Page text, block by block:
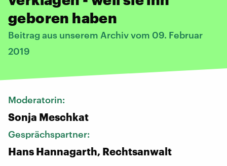
geboren haben
Beitrag aus unserem Archiv vom 09. Februar
2019
Moderatorin:
Sonja Meschkat
Gesprächspartner:
Hans Hannagarth, Rechtsanwalt